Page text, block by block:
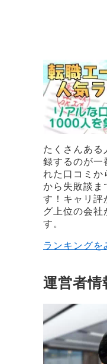
たくさんある
録するのが一
れた口コミか
から失敗談ま
す！ キャリ評
グ上位の会社
す。
ランキングを
運営者情